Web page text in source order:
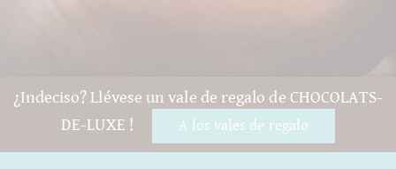
¿Indeciso? Llévese un vale de regalo de CHOCOLATS-
DE-LUXE !
A los vales de regalo